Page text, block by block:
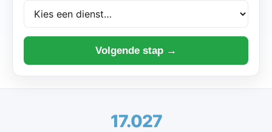
Volgende stap →
17.027